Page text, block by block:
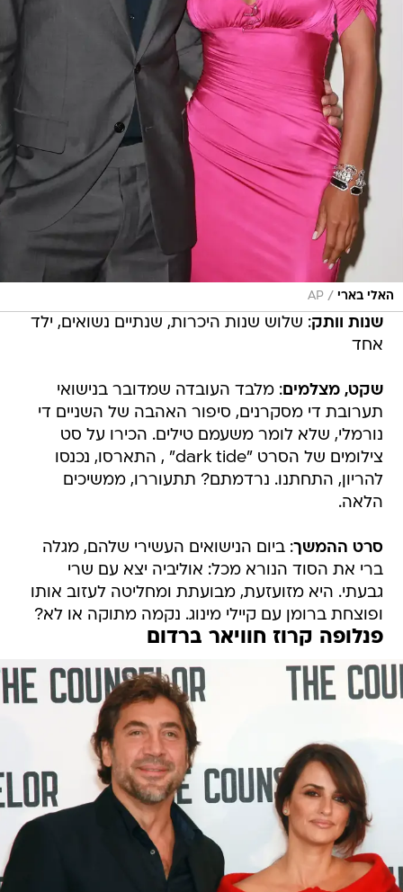
האלי בארי /
AP
שנות וותק: שלוש שנות היכרות, שנתיים נשואים, ילד
אחד
שקט, מצלמים
נורמלי, שלא לומר משעמם טילים. הכירו על סט
צילומים של הסרט "dark tide" , התארסו, נכנסו
להריון, התחתנו. נרדמתם? תתעוררו, ממשיכים
הלאה.
סרט ההמשך
גבעתי. היא מזועזעת, מבועתת ומחליטה לעזוב אותו
ופוצחת ברומן עם קיילי מינוג. נקמה מתוקה או לא?
פנלופה קרוז חוויאר ברדום